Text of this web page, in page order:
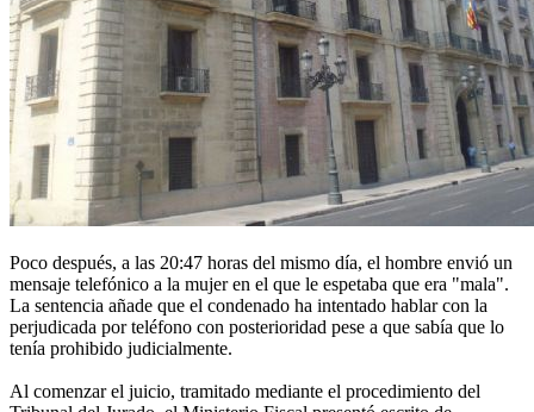
Poco después, a las 20:47 horas del mismo día, el hombre envió un
mensaje telefónico a la mujer en el que le espetaba que era "mala".
La sentencia añade que el condenado ha intentado hablar con la
perjudicada por teléfono con posterioridad pese a que sabía que lo
tenía prohibido judicialmente.
Al comenzar el juicio, tramitado mediante el procedimiento del